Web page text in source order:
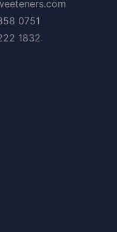
0751
1832